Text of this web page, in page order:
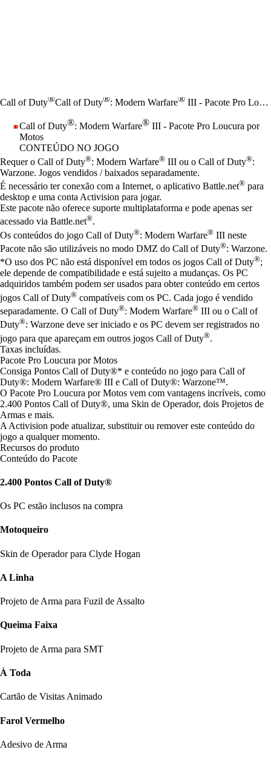
Call of Duty®Call of Duty®: Modern Warfare® III - Pacote Pro Loucura por Motos
Call of Duty®: Modern Warfare® III - Pacote Pro Loucura por
Motos
CONTEÚDO NO JOGO
Preço
Available actions
Requer o Call of Duty®: Modern Warfare® III ou o Call of Duty®:
Warzone. Jogos vendidos / baixados separadamente.
É necessário ter conexão com a Internet, o aplicativo Battle.net® para
desktop e uma conta Activision para jogar.
Este pacote não oferece suporte multiplataforma e pode apenas ser
acessado via Battle.net®.
Os conteúdos do jogo Call of Duty®: Modern Warfare® III neste
Pacote não são utilizáveis no modo DMZ do Call of Duty®: Warzone.
*O uso dos PC não está disponível em todos os jogos Call of Duty®;
ele depende de compatibilidade e está sujeito a mudanças. Os PC
adquiridos também podem ser usados para obter conteúdo em certos
jogos Call of Duty® compatíveis com os PC. Cada jogo é vendido
separadamente. O Call of Duty®: Modern Warfare® III ou o Call of
Duty®: Warzone deve ser iniciado e os PC devem ser registrados no
jogo para que apareçam em outros jogos Call of Duty®.
Taxas incluídas.
Pacote Pro Loucura por Motos
Consiga Pontos Call of Duty®* e conteúdo no jogo para Call of
Duty®: Modern Warfare® III e Call of Duty®: Warzone™.
O Pacote Pro Loucura por Motos vem com vantagens incríveis, como
2.400 Pontos Call of Duty®, uma Skin de Operador, dois Projetos de
Armas e mais.
A Activision pode atualizar, substituir ou remover este conteúdo do
jogo a qualquer momento.
Recursos do produto
Conteúdo do Pacote
2.400 Pontos Call of Duty®
Os PC estão inclusos na compra
Motoqueiro
Skin de Operador para Clyde Hogan
A Linha
Projeto de Arma para Fuzil de Assalto
Queima Faixa
Projeto de Arma para SMT
À Toda
Cartão de Visitas Animado
Farol Vermelho
Adesivo de Arma